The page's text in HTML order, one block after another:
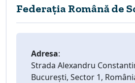
Federația Română de
Adresa:
Strada Alexandru
București, Sector 1,